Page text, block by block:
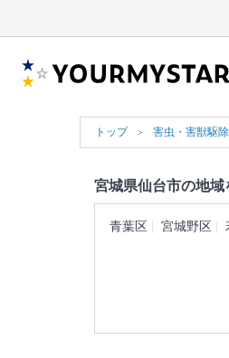
トップ 害虫・害獣駆除
宮城県仙台市の地域
青葉区 宮城野区